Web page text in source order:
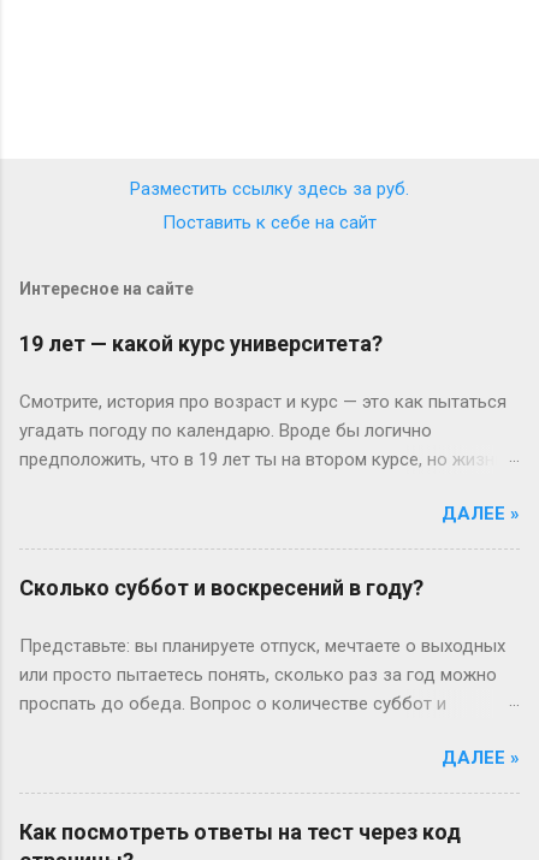
Разместить ссылку здесь за руб.
Поставить к себе на сайт
Интересное на сайте
19 лет — какой курс университета?
Смотрите, история про возраст и курс — это как пытаться
угадать погоду по календарю. Вроде бы логично
предположить, что в 19 лет ты на втором курсе, но жизнь-
без занудства, по-человечески. Когда всё идёт «по плану»
(или нет) В идеальном мире: закончил школу в 17, поступил
— и вот тебе 19, второй курс. Но реальность часто
напоминает автобус, который то опаздывает, то едет не
армию, вернулся — и теперь он первокурсник в 19, а
одноклассники уже на третьем. Или Мария из Испании:
взяла gap year, работала в хостеле на Бали, а теперь
штурмует лекции по философии, пока её ровесники пишут
школьный аттестат. Зато в Японии некоторые уже к этому
ДАЛЕЕ »
Сколько суббот и воскресений в году?
Представьте: вы планируете отпуск, мечтаете о выходных
или просто пытаетесь понять, сколько раз за год можно
проспать до обеда. Вопрос о количестве суббот и
посчитать без гугла. Давайте разберемся по-человечески
— без формул, зато с логикой и парой жизненных
— это 365 дней. Делим на недели: 365 ÷ 7 = 52 недели и 1
ДАЛЕЕ »
Как посмотреть ответы на тест через код